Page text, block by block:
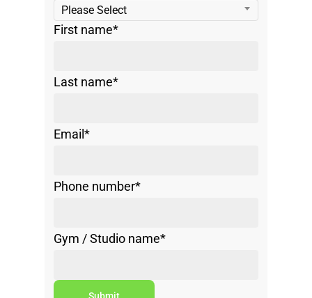
Please Select
First name*
Last name*
Email*
Phone number*
Gym / Studio name*